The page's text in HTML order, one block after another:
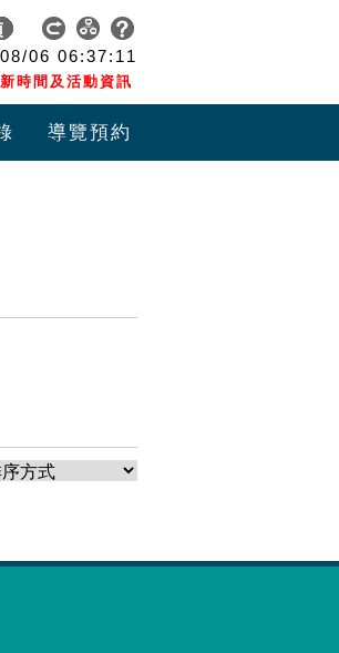
06 06:37:11
時間及活動資訊
導覽預約